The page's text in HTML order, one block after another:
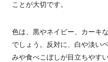
ことが大切です。
色は、黒やネイビー、カーキ
でしょう。反対に、白や淡い
みや食べこぼしが目立ちやす